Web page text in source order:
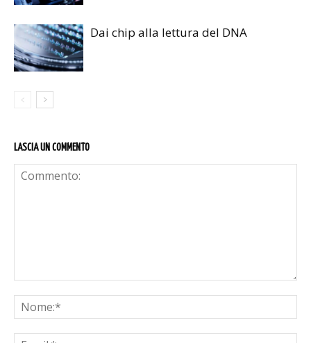
Dai chip alla lettura del DNA
LASCIA UN COMMENTO